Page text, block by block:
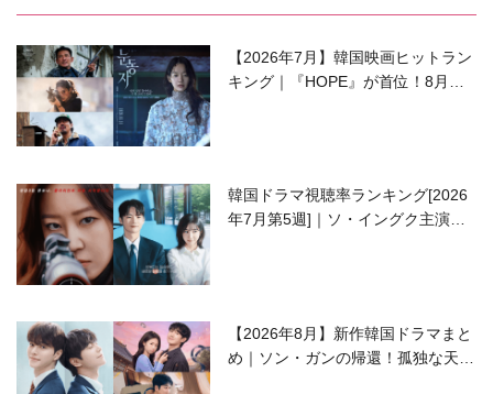
【2026年7月】韓国映画ヒットラン
キング｜『HOPE』が首位！8月公
韓国ドラマ視聴率ランキング[2026
年7月第5週]｜ソ・イングク主演の
【2026年8月】新作韓国ドラマまと
め｜ソン・ガンの帰還！孤独な天才